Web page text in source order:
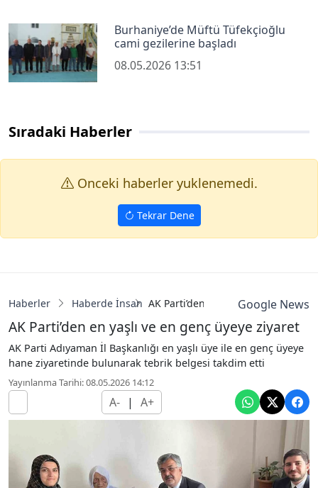
Burhaniye’de Müftü Tüfekçioğlu
cami gezilerine başladı
08.05.2026 13:51
Sıradaki Haberler
Onceki haberler yuklenemedi.
Tekrar Dene
Haberler Haberde İnsan AK Parti’den en yaşlı ve en genç
Google News
AK Parti’den en yaşlı ve en genç üyeye ziyaret
AK Parti Adıyaman İl Başkanlığı en yaşlı üye ile en genç üyeye
hane ziyaretinde bulunarak tebrik belgesi takdim etti
Yayınlanma Tarihi: 08.05.2026 14:12
A- | A+